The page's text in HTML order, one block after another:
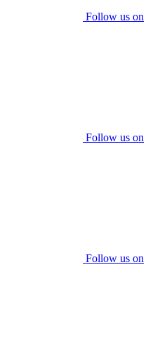
Follow us on
Follow us on
Follow us on